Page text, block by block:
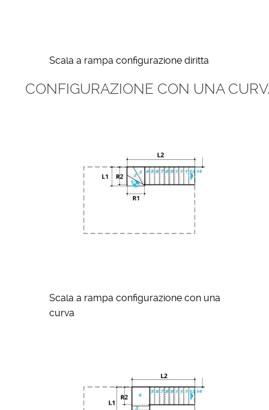
Scala a rampa configurazione diritta
CONFIGURAZIONE CON UNA
Scala a rampa configurazione con una
curva